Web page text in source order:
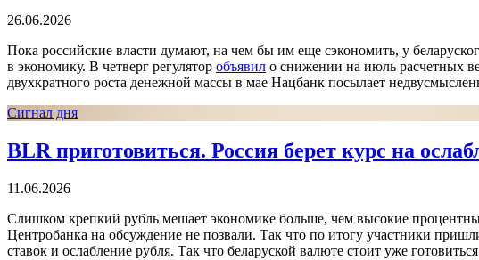
26.06.2026
Пока российские власти думают, на чем бы им еще сэкономить, у
в экономику. В четверг регулятор объявил о снижении на июль расчетных
двухкратного роста денежной массы в мае Нацбанк посылает
Сигнал дня
BLR приготовиться. Россия берет курс на
11.06.2026
Слишком крепкий рубль мешает экономике больше, чем высокие
Центробанка на обсуждение не позвали. Так что по итогу участники
ставок и ослабление рубля. Так что беларуской валюте стоит уже